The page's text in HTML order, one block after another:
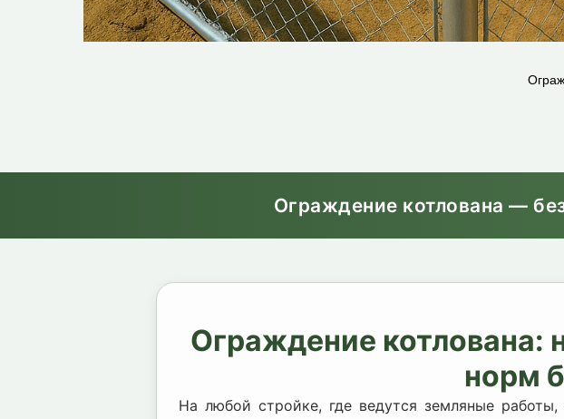
Ограждение котлована —
Ограждение котлована:
норм
На любой стройке, где ведутся земляные